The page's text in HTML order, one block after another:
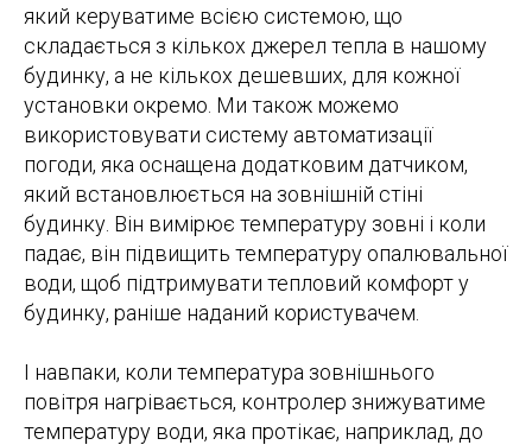
який керуватиме всією системою, що
складається з кількох джерел тепла в нашому
будинку, а не кількох дешевших, для кожної
установки окремо. Ми також можемо
використовувати систему автоматизації
погоди, яка оснащена додатковим датчиком,
який встановлюється на зовнішній стіні
будинку. Він вимірює температуру зовні і коли
падає, він підвищить температуру опалювальної
води, щоб підтримувати тепловий комфорт у
будинку, раніше наданий користувачем.
І навпаки, коли температура зовнішнього
повітря нагрівається, контролер знижуватиме
температуру води, яка протікає, наприклад, до